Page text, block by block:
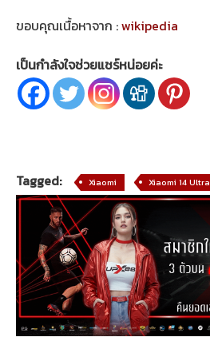
ขอบคุณเนื้อหาจาก :wikipedia
เป็นกำลังใจช่วยแชร์หน่อยค่ะ
Tagged: Xiaomi Xiaomi 14 Ultra